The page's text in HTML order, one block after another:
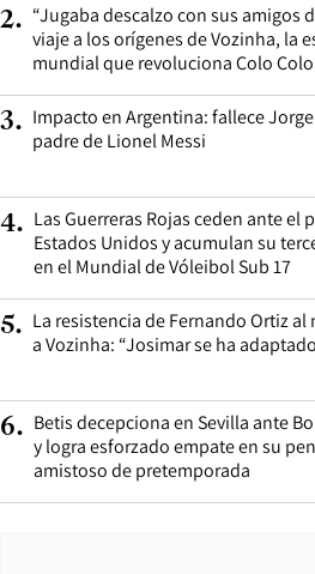
2. “Jugaba descalzo con sus amigos
viaje a los orígenes de Vozinha, la
mundial que revoluciona Colo Colo
3. Impacto en Argentina: fallece
padre de Lionel Messi
4. Las Guerreras Rojas ceden ante el
Estados Unidos y acumulan su
en el Mundial de Vóleibol Sub 17
5. La resistencia de Fernando Ortiz al
a Vozinha: “Josimar se ha
6. Betis decepciona en Sevilla ante
y logra esforzado empate en su
amistoso de pretemporada